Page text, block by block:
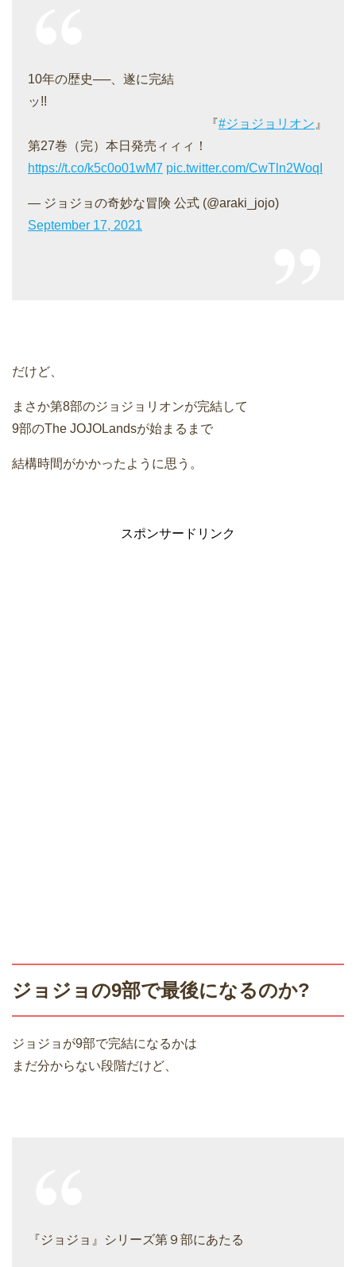
10年の歴史──、遂に完結
ッ!!
『#ジョジョリオン 』
第27巻（完）本日発売ィィィ！
https://t.co/k5c0o01wM7 pic.twitter.com/CwTln2WoqI
— ジョジョの奇妙な冒険 公式 (@araki_jojo)
September 17, 2021
だけど、
まさか第8部のジョジョリオンが完結して
9部のThe JOJOLandsが始まるまで
結構時間がかかったように思う。
スポンサードリンク
ジョジョの9部で最後になるのか?
ジョジョが9部で完結になるかは
まだ分からない段階だけど、
『ジョジョ』シリーズ第９部にあたる